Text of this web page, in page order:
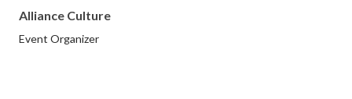
Alliance Culture
Event Organizer